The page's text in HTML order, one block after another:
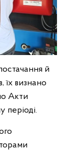
й
їх визнано
Акти
періоді.